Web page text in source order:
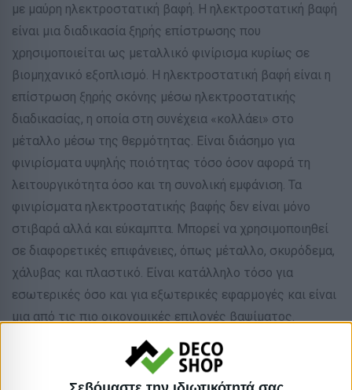
με μαύρη ηλεκτροστατική βαφή. Η ηλεκτροστατική βαφή
είναι μια διαδικασία ξηρής επίστρωσης που
χρησιμοποιείται ως μεταλλικό φινίρισμα κυρίως σε
βιομηχανικό εξοπλισμό. Η ηλεκτροστατική βαφή είναι η
επίστρωση ξηρής σκόνης μέσω ηλεκτροστατικής
διαδικασίας, η οποία στη συνέχεια «κολλάει» στο
μέταλλο μέσω της θερμότητας. Είναι διάσημο για
φινιρίσματα υψηλής ποιότητας τόσο όσον αφορά τη
λειτουργικότητα όσο και τη συνολική εμφάνιση. Τα
φινιρίσματα ηλεκτροστατικής βαφής δεν είναι μόνο
στιβαρά αλλά και εύκαμπτα. Μπορεί να χρησιμοποιηθεί
σε διαφορετικές επιφάνειες, όπως μέταλλο, σκυρόδεμα,
χάλυβας και πλαστικό. Είναι κατάλληλο τόσο για
εσωτερικές όσο και για εξωτερικές εφαρμογές και είναι
μια από τις πιο οικονομικές επιλογές βαψίματος.
Τόσο η επιφάνεια, όσο και τα πόδια καθαρίζονται εύκολα